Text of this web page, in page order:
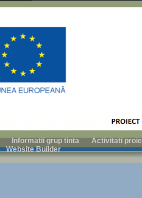
Informatii grup tinta
Activitati
Website Builder